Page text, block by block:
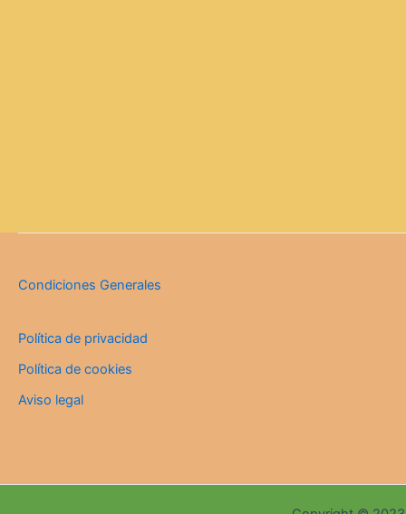
Condiciones Generales
Política de privacidad
Política de cookies
Aviso legal